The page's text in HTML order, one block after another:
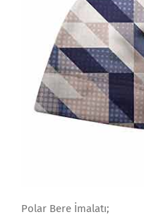
Polar Bere İmalatı;